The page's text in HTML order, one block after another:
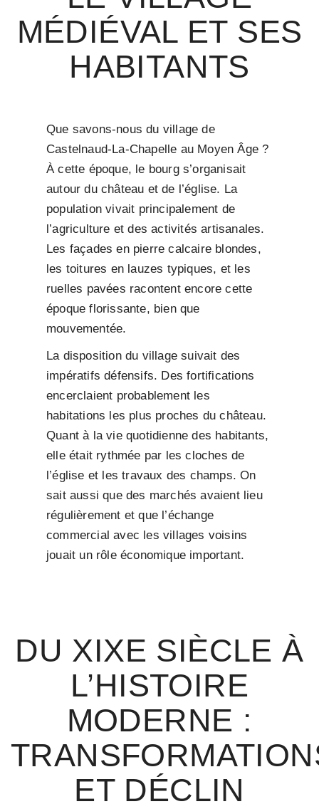
MÉDIÉVAL ET SES
HABITANTS
Que savons-nous du village de
Castelnaud-La-Chapelle au Moyen Âge ?
À cette époque, le bourg s’organisait
autour du château et de l’église. La
population vivait principalement de
l’agriculture et des activités artisanales.
Les façades en pierre calcaire blondes,
les toitures en lauzes typiques, et les
ruelles pavées racontent encore cette
époque florissante, bien que
mouvementée.
La disposition du village suivait des
impératifs défensifs. Des fortifications
encerclaient probablement les
habitations les plus proches du château.
Quant à la vie quotidienne des habitants,
elle était rythmée par les cloches de
l’église et les travaux des champs. On
sait aussi que des marchés avaient lieu
régulièrement et que l’échange
commercial avec les villages voisins
jouait un rôle économique important.
DU XIXE SIÈCLE À
L’HISTOIRE
MODERNE :
ET DÉCLIN